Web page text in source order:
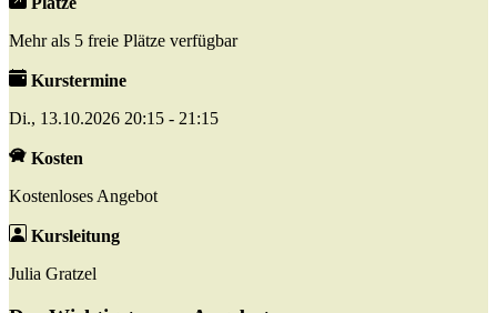
Mehr als 5 freie Plätze verfügbar
Kurstermine
Di., 13.10.2026 20:15 - 21:15
Kosten
Kostenloses Angebot
Kursleitung
Julia Gratzel